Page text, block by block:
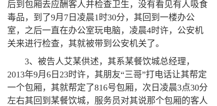
后到包厢去应酬客人并检查卫生，没有看见有人吸食
毒品，到了9月7日凌晨1时30分，其回到一楼办公
室，之后一直在办公室玩电脑，凌晨4时许，公安机
关来进行检查，其就被带到公安机关了。
3、被告人艾某供述，其系某餐饮城总经理，
2013年9月6日23时许，其朋友“三哥”打电话让其帮定
一个包厢，其就帮定了816号包厢，次日凌晨3点30分
左右其回到某餐饮城，服务员对其说那个包厢的客人